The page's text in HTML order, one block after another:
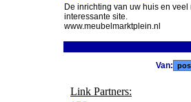
De inrichting van uw huis en veel
interessante site.
www.meubelmarktplein.nl
Link Partners:
Van: